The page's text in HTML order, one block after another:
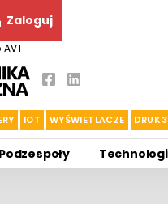
Zaloguj
AVT
IOT WYŚWIETLACZE DRUK
Podzespoły